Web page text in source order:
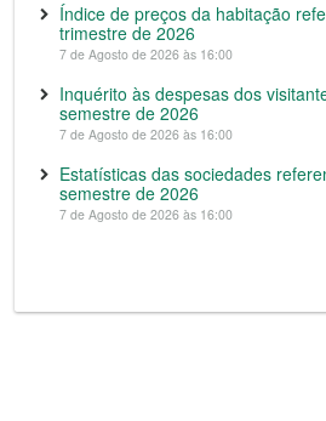
Índice de preços da habitação
trimestre de 2026
7 de Agosto de 2026 às 16:00
Inquérito às despesas dos
semestre de 2026
7 de Agosto de 2026 às 16:00
Estatísticas das sociedades
semestre de 2026
7 de Agosto de 2026 às 16:00